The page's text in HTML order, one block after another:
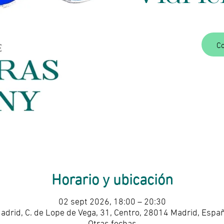
Horario y ubicación
02 sept 2026, 18:00 – 20:30
C. de Lope de Vega, 31, Centro, 28014 Madrid,